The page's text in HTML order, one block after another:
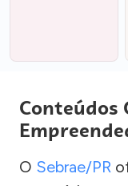
O Sebrae/PR